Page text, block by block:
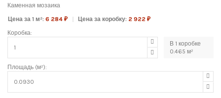
Каменная мозаика
Цена за 1 м²:6 284 ₽ Цена за коробку: 2 922 ₽
Коробка:
В 1 коробке
0.465 м²
Площадь (м²):